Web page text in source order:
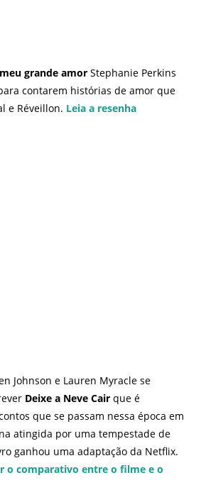
grande amor Stephanie Perkins
contarem histórias de amor que
e Réveillon. Leia a resenha
Johnson e Lauren Myracle se
Deixe a Neve Cair que é
que se passam nessa época em
atingida por uma tempestade de
ganhou uma adaptação da Netflix.
o comparativo entre o filme e o